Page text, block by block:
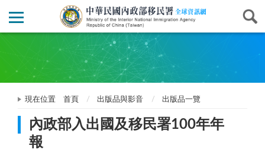
現在位置 首頁 出版品與影音 出版品一覽
內政部入出國及移民署100年年
報